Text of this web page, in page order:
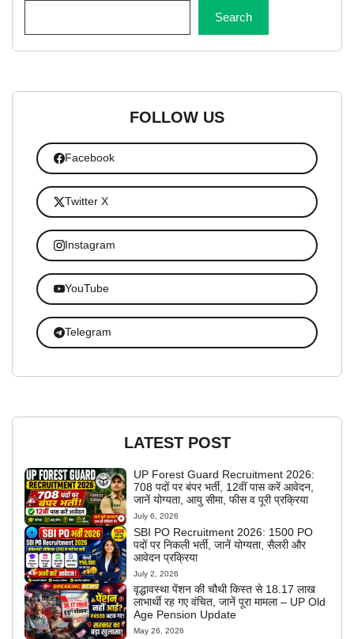
Search
FOLLOW US
Facebook
Twitter X
Instagram
YouTube
Telegram
LATEST POST
UP Forest Guard Recruitment 2026:
708 पदों पर बंपर भर्ती, 12वीं पास करें आवेदन,
जानें योग्यता, आयु सीमा, फीस व पूरी प्रक्रिया
July 6, 2026
SBI PO Recruitment 2026: 1500 PO
पदों पर निकली भर्ती, जानें योग्यता, सैलरी और
आवेदन प्रक्रिया
July 2, 2026
वृद्धावस्था पेंशन की चौथी किस्त से 18.17 लाख
लाभार्थी रह गए वंचित, जानें पूरा मामला – UP Old
Age Pension Update
May 26, 2026